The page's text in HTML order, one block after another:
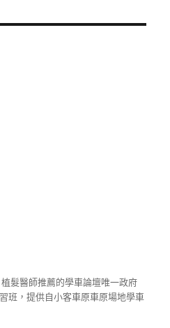
植髮醫師推薦的學車論壇唯一政府
班，提供自小客車原車原場地學車